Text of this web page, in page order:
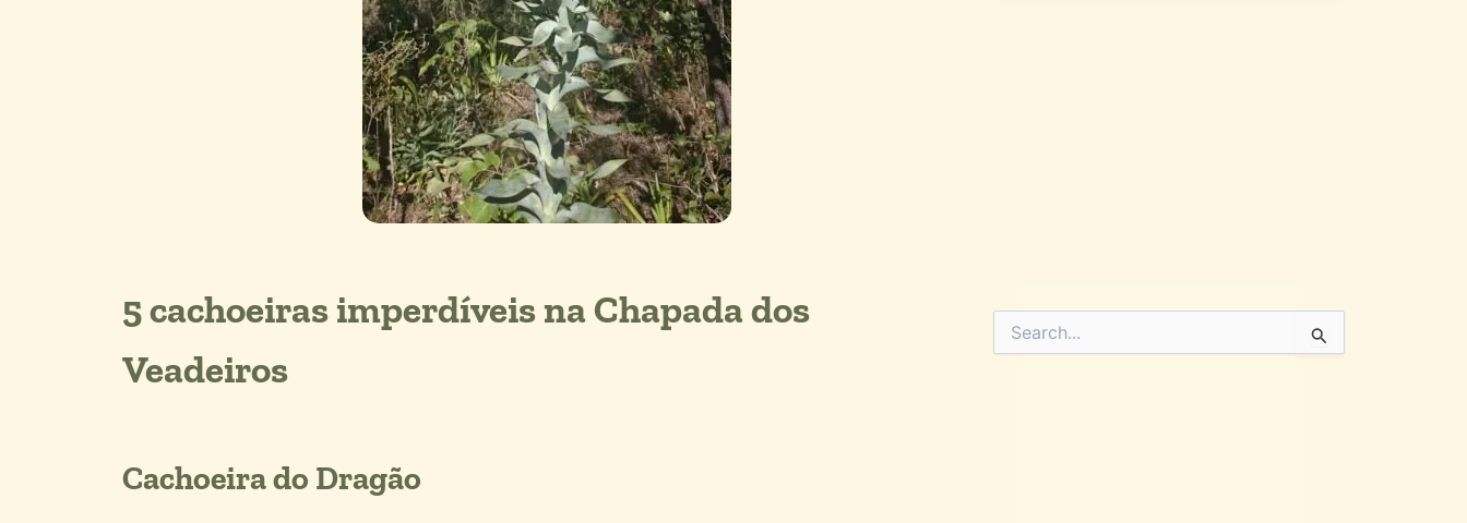
5 cachoeiras imperdíveis na Chapada dos
Veadeiros
Cachoeira do Dragão
Pesquisar
por: